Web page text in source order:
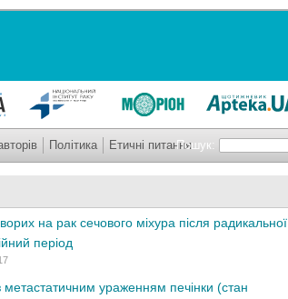
Пошук:
Політика Етичні питання
на рак сечового міхура після радикальної
період
метастатичним ураженням печінки (стан